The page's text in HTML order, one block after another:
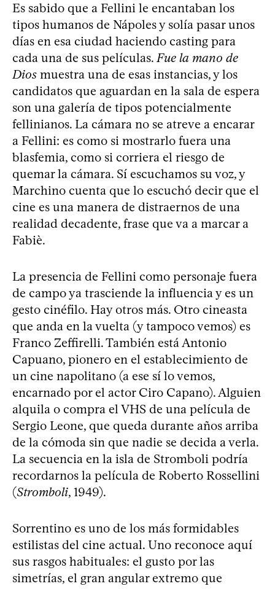
Es sabido que a Fellini le encantaban los
tipos humanos de Nápoles y solía pasar unos
días en esa ciudad haciendo casting para
cada una de sus películas.Fue la mano de
Dios muestra una de esas instancias, y los
candidatos que aguardan en la sala de espera
son una galería de tipos potencialmente
fellinianos. La cámara no se atreve a encarar
a Fellini: es como si mostrarlo fuera una
blasfemia, como si corriera el riesgo de
quemar la cámara. Sí escuchamos su voz, y
Marchino cuenta que lo escuchó decir que el
cine es una manera de distraernos de una
realidad decadente, frase que va a marcar a
Fabiè.
La presencia de Fellini como personaje fuera
de campo ya trasciende la influencia y es un
gesto cinéfilo. Hay otros más. Otro cineasta
que anda en la vuelta (y tampoco vemos) es
Franco Zeffirelli. También está Antonio
Capuano, pionero en el establecimiento de
un cine napolitano (a ese sí lo vemos,
encarnado por el actor Ciro Capano). Alguien
alquila o compra el VHS de una película de
Sergio Leone, que queda durante años arriba
de la cómoda sin que nadie se decida a verla.
La secuencia en la isla de Stromboli podría
recordarnos la película de Roberto Rossellini
(Stromboli, 1949).
Sorrentino es uno de los más formidables
estilistas del cine actual. Uno reconoce aquí
sus rasgos habituales: el gusto por las
simetrías, el gran angular extremo que